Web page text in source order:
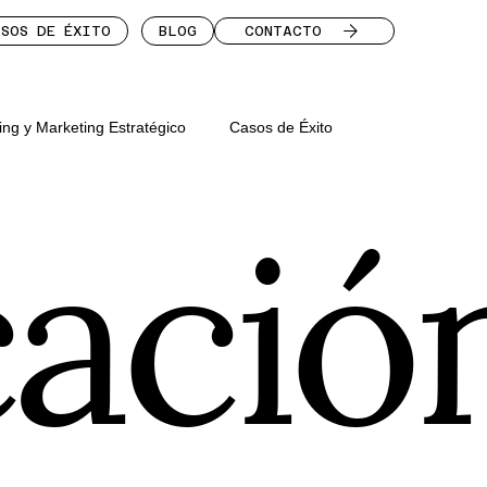
DE ÉXITO BLOG CONTACTO
y Marketing Estratégico Casos de Éxito